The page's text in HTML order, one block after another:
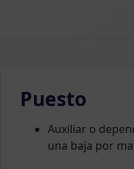
Puesto
Auxiliar o
una baja por